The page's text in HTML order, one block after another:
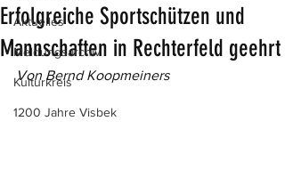
Aktuelles
Meldungsarchiv
Kulturkreis
1200 Jahre Visbek
Erfolgreiche Sportschützen und
Mannschaften in Rechterfeld geehrt
Von Bernd Koopmeiners